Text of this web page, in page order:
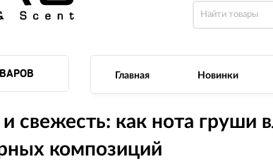
Главная Новинки
свежесть: как нота груши
композиций